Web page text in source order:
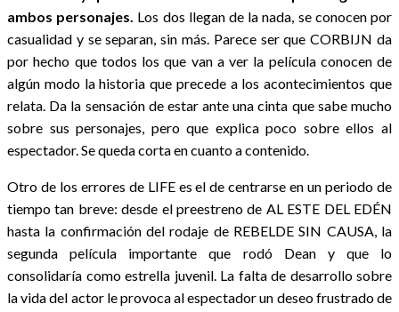
ambos personajes. Los dos llegan de la nada, se conocen por
casualidad y se separan, sin más. Parece ser que CORBIJN da
por hecho que todos los que van a ver la película conocen de
algún modo la historia que precede a los acontecimientos que
relata. Da la sensación de estar ante una cinta que sabe mucho
sobre sus personajes, pero que explica poco sobre ellos al
espectador. Se queda corta en cuanto a contenido.
Otro de los errores de LIFE es el de centrarse en un periodo de
tiempo tan breve: desde el preestreno de AL ESTE DEL EDÉN
hasta la confirmación del rodaje de REBELDE SIN CAUSA, la
segunda película importante que rodó Dean y que lo
consolidaría como estrella juvenil. La falta de desarrollo sobre
la vida del actor le provoca al espectador un deseo frustrado de